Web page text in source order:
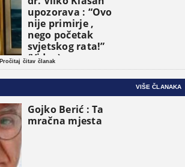
upozorava : “Ovo
nije primirje ,
nego početak
svjetskog rata!”
(Video)
Pročitaj čitav članak
VIŠE ČLANAKA
Gojko Berić : Ta
mračna mjesta